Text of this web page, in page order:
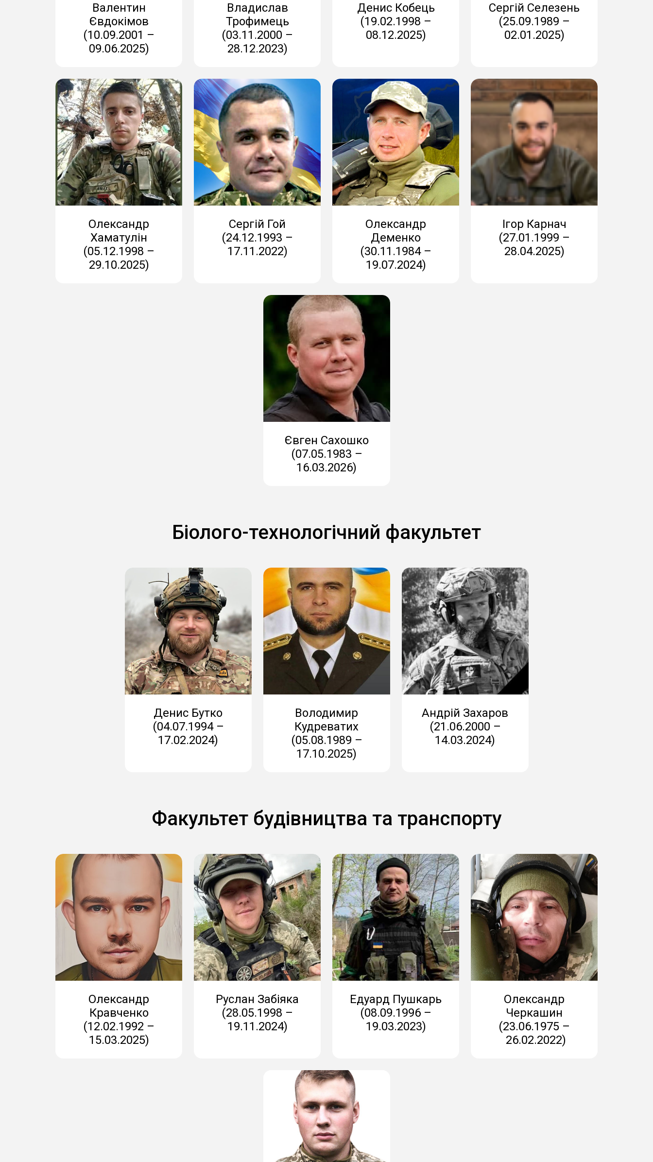
Валентин
Євдокімов
(10.09.2001 –
09.06.2025)
Владислав
Трофимець
(03.11.2000 –
28.12.2023)
Денис Кобець
(19.02.1998 –
08.12.2025)
Сергій Селезень
(25.09.1989 –
02.01.2025)
Олександр
Хаматулін
(05.12.1998 –
29.10.2025)
Сергій Гой
(24.12.1993 –
17.11.2022)
Олександр
Деменко
(30.11.1984 –
19.07.2024)
Ігор Карнач
(27.01.1999 –
28.04.2025)
Євген Сахошко
(07.05.1983 –
16.03.2026)
Біолого-технологічний факультет
Денис Бутко
(04.07.1994 –
17.02.2024)
Володимир
Кудреватих
(05.08.1989 –
17.10.2025)
Андрій Захаров
(21.06.2000 –
14.03.2024)
Факультет будівництва та транспорту
Олександр
Кравченко
(12.02.1992 –
15.03.2025)
Руслан Забіяка
(28.05.1998 –
19.11.2024)
Едуард Пушкарь
(08.09.1996 –
19.03.2023)
Олександр
Черкашин
(23.06.1975 –
26.02.2022)